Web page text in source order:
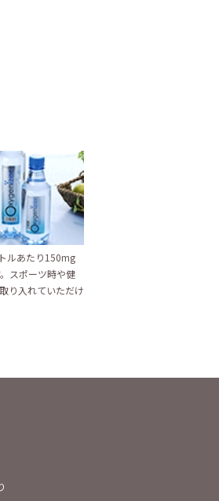
ルあたり150mg
スポーツ時や健
り入れていただけ